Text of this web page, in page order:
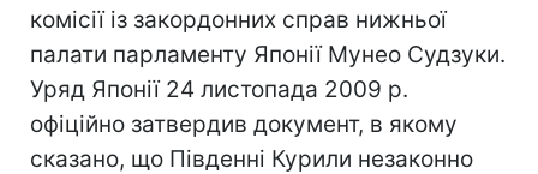
комісії із закордонних справ нижньої
палати парламенту Японії Мунео Судзуки.
Уряд Японії 24 листопада 2009 р.
офіційно затвердив документ, в якому
сказано, що Південні Курили незаконно